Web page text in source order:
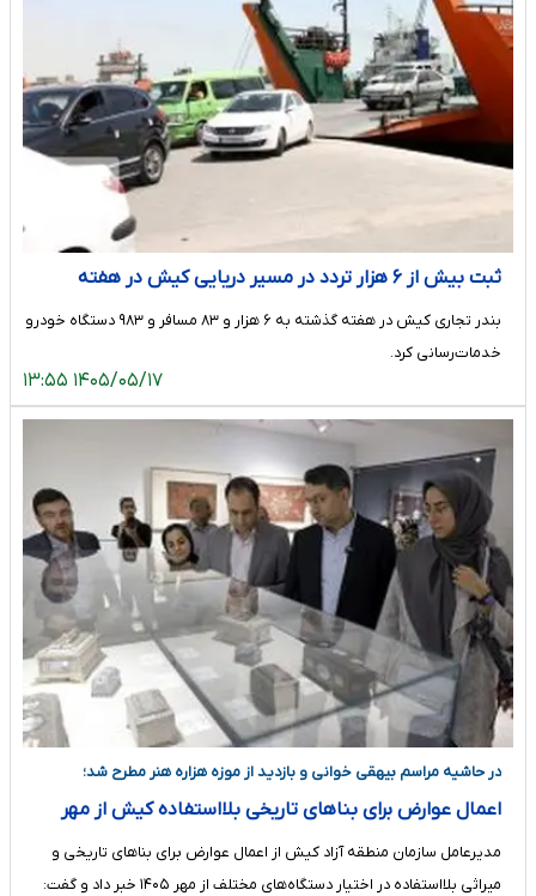
ثبت بیش از ۶ هزار تردد در مسیر دریایی کیش در هفته
بندر تجاری کیش در هفته گذشته به ۶ هزار و ۸۳ مسافر و ۹۸۳ دستگاه خودرو
خدمات‌رسانی کرد.
۱۴۰۵/۰۵/۱۷ ۱۳:۵۵
در حاشیه مراسم بیهقی خوانی و بازدید از موزه هزاره هنر مطرح شد؛
اعمال عوارض برای بناهای تاریخی بلااستفاده کیش از مهر
مدیرعامل سازمان منطقه آزاد کیش از اعمال عوارض برای بناهای تاریخی و
میراثی بلااستفاده در اختیار دستگاه‌های مختلف از مهر ۱۴۰۵ خبر داد و گفت: